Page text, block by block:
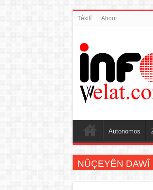
Têkilî About
Autonomos
NÛÇEYÊN DAWÎ